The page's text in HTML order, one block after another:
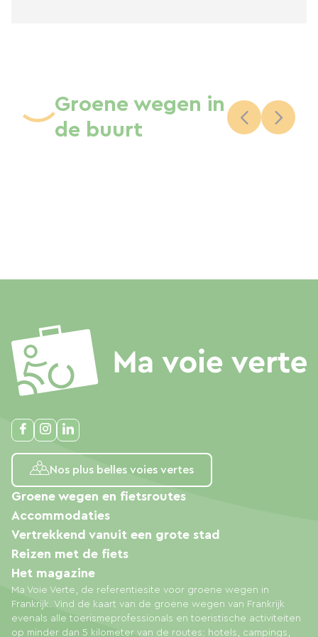
Groene wegen in
de buurt
Nos plus belles voies vertes
Ma Voie Verte, de referentiesite voor groene wegen in
Frankrijk. Vind de kaart van de groene wegen van Frankrijk
evenals alle toerismeprofessionals en toeristische activiteiten
op minder dan 5 kilometer van de routes: hotels, campings,
Groene wegen en fietsroutes
Accommodaties
Vertrekkend vanuit een grote stad
Reizen met de fiets
Het magazine